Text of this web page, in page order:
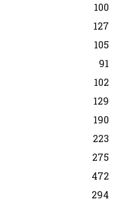
100
127
105
91
102
129
190
223
275
472
294